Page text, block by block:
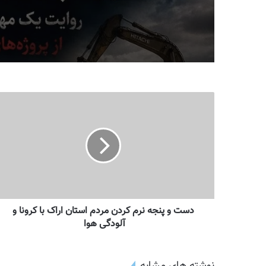
خاتم‌الانبیاء
دست و پنجه نرم کردن مردم استان اراک با کرونا و
آلودگی هوا